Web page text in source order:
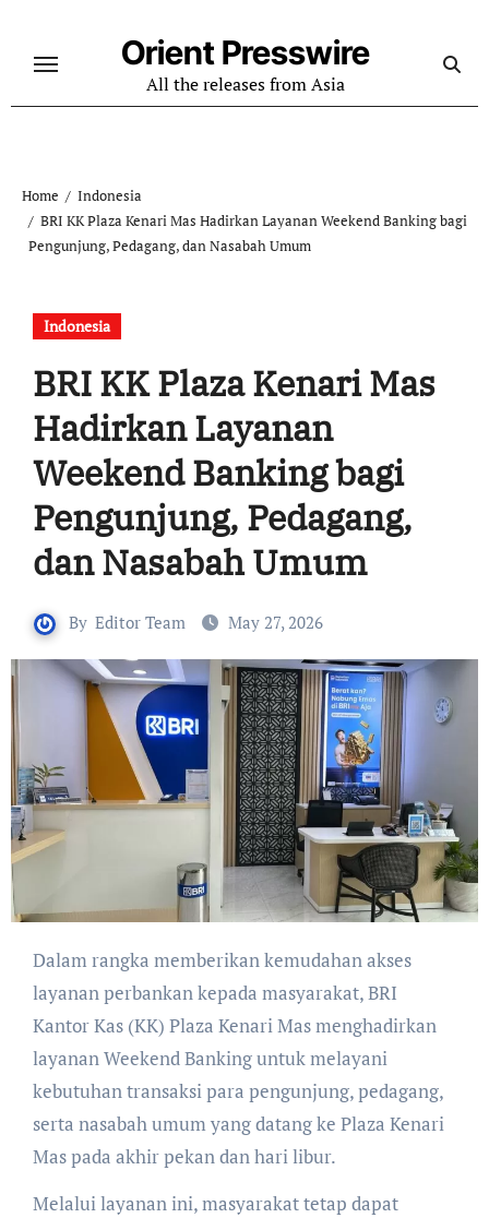
content
Orient Presswire
All the releases from Asia
Home
Indonesia
BRI KK Plaza Kenari Mas Hadirkan Layanan Weekend Banking bagi
Pengunjung, Pedagang, dan Nasabah Umum
Indonesia
BRI KK Plaza Kenari Mas
Hadirkan Layanan
Weekend Banking bagi
Pengunjung, Pedagang,
dan Nasabah Umum
By Editor Team May 27, 2026
Dalam rangka memberikan kemudahan akses
layanan perbankan kepada masyarakat, BRI
Kantor Kas (KK) Plaza Kenari Mas menghadirkan
layanan Weekend Banking untuk melayani
kebutuhan transaksi para pengunjung, pedagang,
serta nasabah umum yang datang ke Plaza Kenari
Mas pada akhir pekan dan hari libur.
Melalui layanan ini, masyarakat tetap dapat